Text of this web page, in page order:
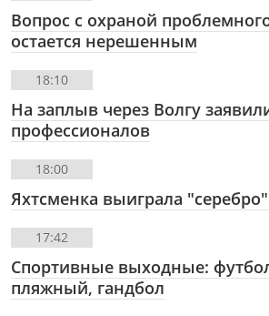
Вопрос с охраной
остается нерешенным
18:10
На заплыв через Волгу
профессионалов
18:00
Яхтсменка выиграла
17:42
Спортивные выходные:
пляжный, гандбол